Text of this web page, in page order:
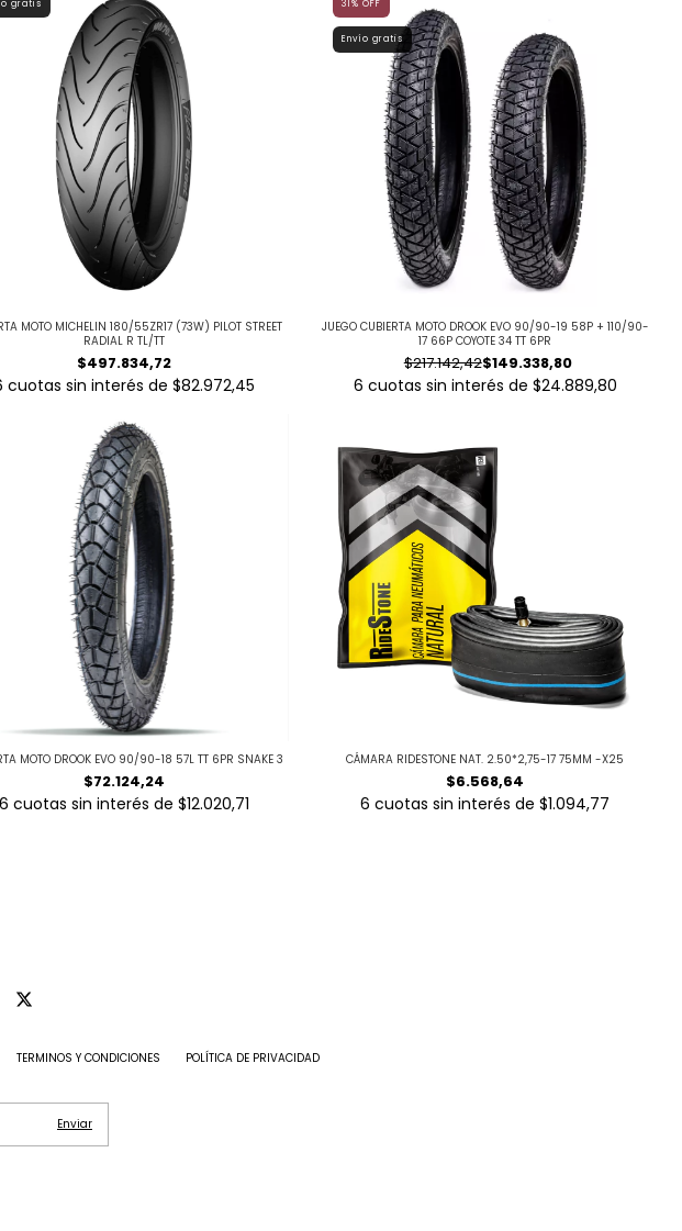
gratis
MOTO MICHELIN 180/55ZR17 (73W) PILOT STREET
RADIAL R TL/TT
$497.834,72
cuotas sin interés de$82.972,45
31 % OFF
Envío gratis
JUEGO CUBIERTA MOTO DROOK EVO 90/90-19 58P + 110/90-
17 66P COYOTE 34 TT 6PR
$149.338,80
$217.142,42
6 cuotas sin interés de $24.889,80
MOTO DROOK EVO 90/90-18 57L TT 6PR SNAKE 3
$72.124,24
6 cuotas sin interés de$12.020,71
CÁMARA RIDESTONE NAT. 2.50*2,75-17 75MM -X25
$6.568,64
6 cuotas sin interés de$1.094,77
TERMINOS Y CONDICIONES POLÍTICA DE PRIVACIDAD